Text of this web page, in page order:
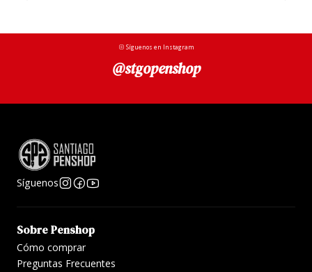
Síguenos en Instagram
@stgopenshop
Síguenos
Sobre Penshop
Cómo comprar
Preguntas Frecuentes